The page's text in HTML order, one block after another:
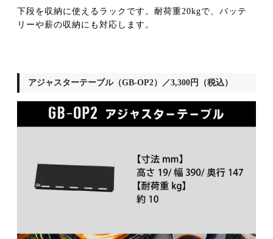
下段を収納に使えるラックです。耐荷重20kgで、バッテ
リーや薪の収納にも対応します。
アジャスターテーブル（GB-OP2）／3,300円（税込）